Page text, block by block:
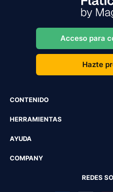
Acceso para
Hazte
CONTENIDO
HERRAMIENTAS
AYUDA
COMPANY
REDES